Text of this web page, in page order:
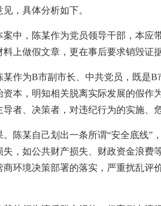
，具体分析如下。
，陈某作为党员领导干部，本应
料上做假文章，更在事后要求销毁证
为B市副市长、中共党员，既是B
资本，明知相关脱离实际发展的假
者、决策者，对违纪行为的实施
某自己划出一条所谓“安全底线”
，如公共财产损失、财政资金浪
商环境决策部署的落实，严重扰乱